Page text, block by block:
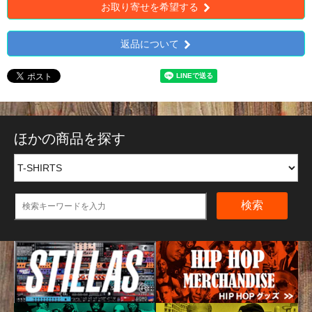
お取り寄せを希望する
返品について
ほかの商品を探す
検索